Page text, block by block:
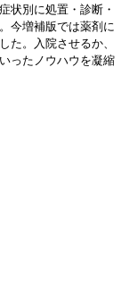
状別に処置・診断・
今増補版では薬剤に
た。入院させるか、
ったノウハウを凝縮